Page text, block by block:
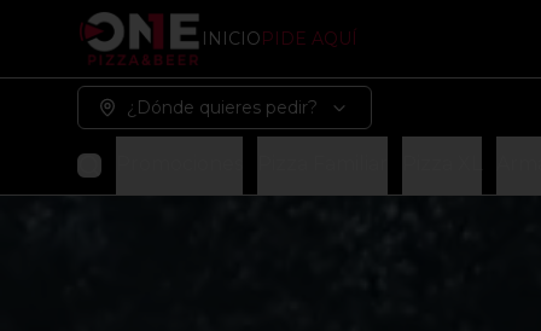
INICIOPIDE AQUÍ
¿Dónde quieres pedir?